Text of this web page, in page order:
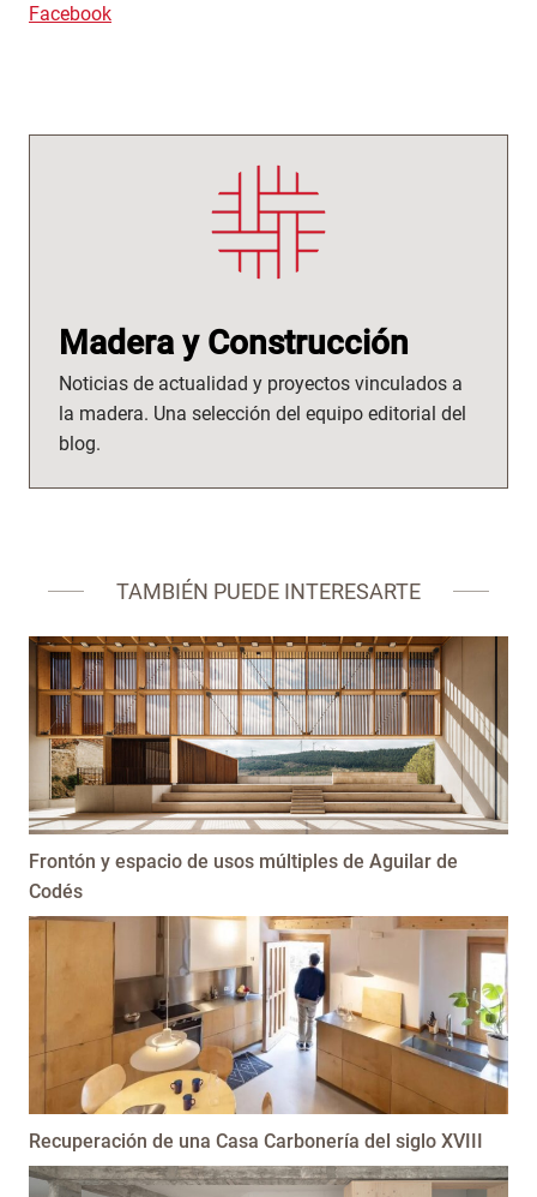
Facebook
Madera y Construcción
Noticias de actualidad y proyectos vinculados a
la madera. Una selección del equipo editorial del
blog.
TAMBIÉN PUEDE INTERESARTE
Frontón y espacio de usos múltiples de Aguilar de
Codés
Recuperación de una Casa Carbonería del siglo XVIII